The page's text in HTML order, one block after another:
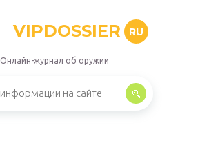
VIPDOSSIER RU
Онлайн-журнал об оружии